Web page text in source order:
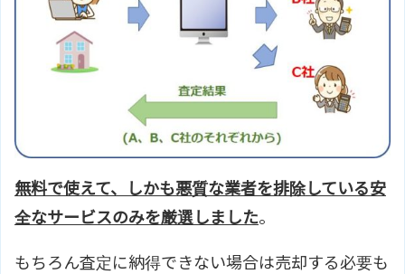
無料で使えて、しかも悪質な業者を排除している安
全なサービスのみを厳選しました。
もちろん査定に納得できない場合は売却する必要も